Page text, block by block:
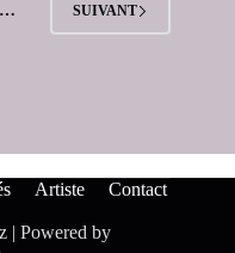
… SUIVANT
Artiste
Contact
| Powered by